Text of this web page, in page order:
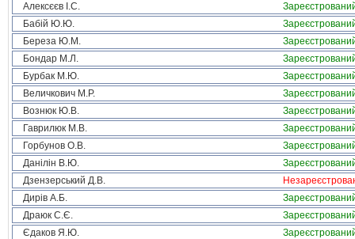
Алексєєв І.С.
Бабій Ю.Ю.
Береза Ю.М.
Бондар М.Л.
Бурбак М.Ю.
Величкович М.Р.
Вознюк Ю.В.
Гаврилюк М.В.
Горбунов О.В.
Данілін В.Ю.
Дзензерський Д.В.
Дирів А.Б.
Драюк С.Є.
Єдаков Я.Ю.